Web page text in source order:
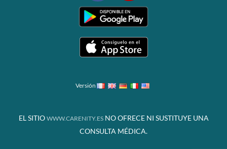
Versión
EL SITIO WWW.CARENITY.ESNO OFRECE NI SUSTITUYE UNA
CONSULTA MÉDICA.